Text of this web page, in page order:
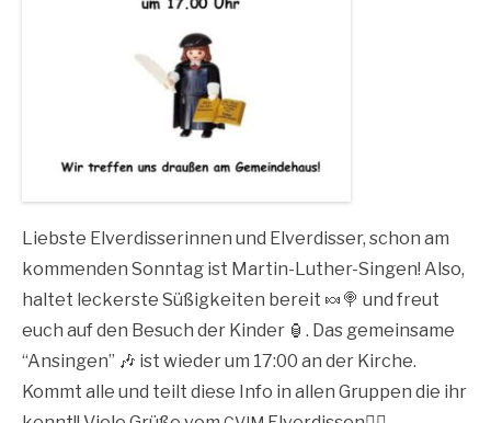
Liebs­te Elver­dis­se­rin­nen und Elver­dis­ser, schon am
kom­men­den Sonn­tag ist Mar­tin-Luther-Sin­gen! Also,
hal­tet leckers­te Süßig­kei­ten bereit 🍬🍭 und freut
euch auf den Besuch der Kin­der 🏮. Das gemein­sa­me
“Ansin­gen” 🎶 ist wie­der um 17:00 an der Kir­che.
Kommt alle und teilt die­se Info in allen Grup­pen die ihr